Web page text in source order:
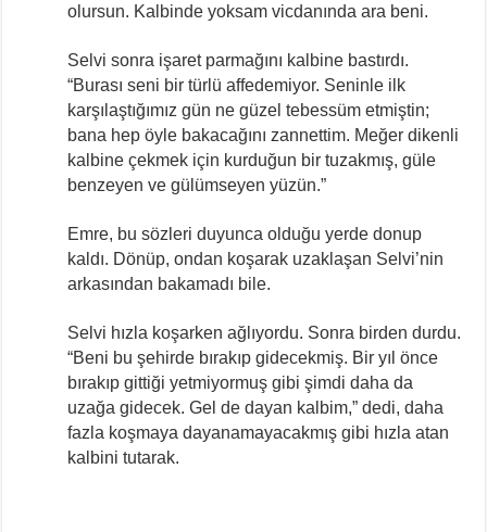
olursun. Kalbinde yoksam vicdanında ara beni.
Selvi sonra işaret parmağını kalbine bastırdı.
“Burası seni bir türlü affedemiyor. Seninle ilk
karşılaştığımız gün ne güzel tebessüm etmiştin;
bana hep öyle bakacağını zannettim. Meğer dikenli
kalbine çekmek için kurduğun bir tuzakmış, güle
benzeyen ve gülümseyen yüzün.”
Emre, bu sözleri duyunca olduğu yerde donup
kaldı. Dönüp, ondan koşarak uzaklaşan Selvi’nin
arkasından bakamadı bile.
Selvi hızla koşarken ağlıyordu. Sonra birden durdu.
“Beni bu şehirde bırakıp gidecekmiş. Bir yıl önce
bırakıp gittiği yetmiyormuş gibi şimdi daha da
uzağa gidecek. Gel de dayan kalbim,” dedi, daha
fazla koşmaya dayanamayacakmış gibi hızla atan
kalbini tutarak.